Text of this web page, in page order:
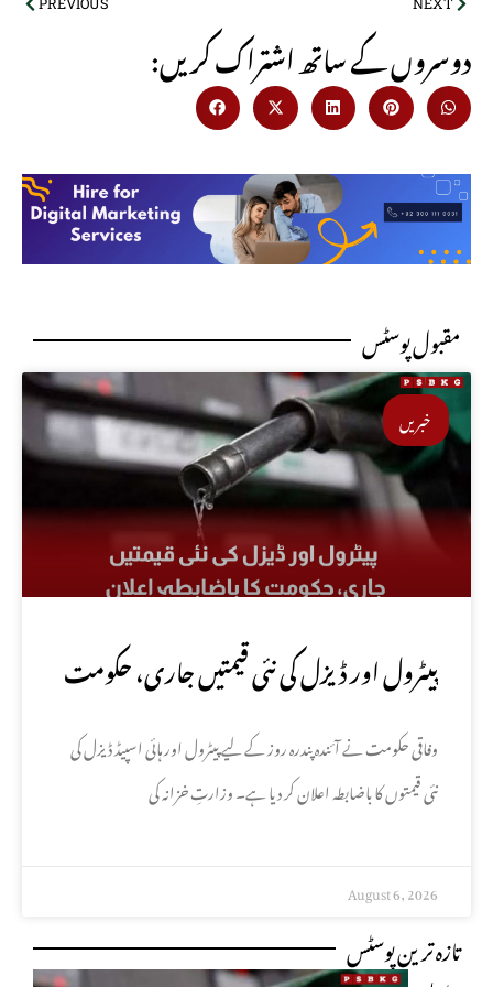
:دوسروں کے ساتھ اشتراک کریں
مقبول پوسٹس
خبریں
پیٹرول اور ڈیزل کی نئی قیمتیں جاری، حکومت
کا باضابطہ اعلان
وفاقی حکومت نے آئندہ پندرہ روز کے لیے پیٹرول اور ہائی اسپیڈ ڈیزل کی
نئی قیمتوں کا باضابطہ اعلان کر دیا ہے۔ وزارتِ خزانہ کی
August 6, 2026
تازہ ترین پوسٹس